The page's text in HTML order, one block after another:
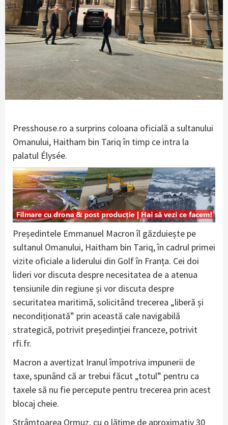
Presshouse.ro a surprins coloana oficială a sultanului
Omanului, Haitham bin Tariq în timp ce intra la
palatul Élysée.
Președintele Emmanuel Macron îl găzduiește pe
sultanul Omanului, Haitham bin Tariq, în cadrul primei
vizite oficiale a liderului din Golf în Franța. Cei doi
lideri vor discuta despre necesitatea de a atenua
tensiunile din regiune și vor discuta despre
securitatea maritimă, solicitând trecerea „liberă și
necondiționată” prin această cale navigabilă
strategică, potrivit președinției franceze, potrivit
rfi.fr.
Macron a avertizat Iranul împotriva impunerii de
taxe, spunând că ar trebui făcut „totul” pentru ca
taxele să nu fie percepute pentru trecerea prin acest
blocaj cheie.
Strâmtoarea Ormuz, cu o lățime de aproximativ 30